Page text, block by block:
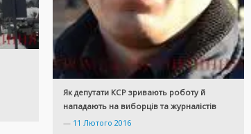
Як депутати КСР зривають роботу й
нападають на виборців та журналістів
— 11 Лютого 2016